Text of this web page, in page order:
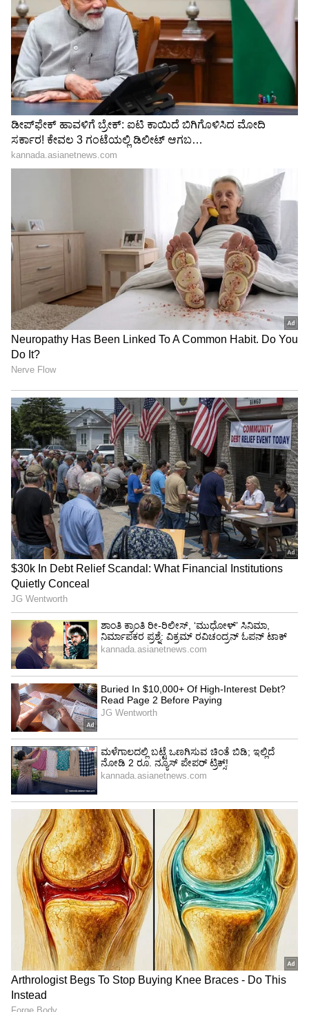
ದೇವಿತಾ ಸರಾಫ್ ಅವರು ವ್ಯಾಪಾರ ಕುಟುಂಬದಿಂದ
ಬಂದವರು ಆದ್ದರಿಂದ ವ್ಯಾಪಾರ ಮಾಡುವುದು ರಕ್ತಗತವಾಗಿ
ಬಂದಿದೆ ದೇವಿತಾ ಸರಾಫ್ ಅವರ ತಂದೆ ಮಾರ್ವಾಡಿ ಮತ್ತು
ತಾಯಿ ಉತ್ತರ ಪ್ರದೇಶದವರು. ಅವಳು ಹುಟ್ಟಿ ಬೆಳೆದದ್ದು
4
13
ಉದ್ಯಮವನ್ನು ಪ್ರಾರಂಭಿದ ಬಗ್ಗೆ ಮಾತನಾಡಿದ ದೇವಿತಾ
ಸರಾಫ್, "ಚಿಕ್ಕ ವಯಸ್ಸಿನಿಂದಲೂ, ನನ್ನ ಸಹೋದರ ಮತ್ತು
ನನ್ನನ್ನು ಕಚೇರಿಗಳು, ಕಾರ್ಖಾನೆಗಳು ಮತ್ತು ಸಭೆಗಳಿಗೆ
ಕರೆದೊಯ್ದರು ಇದರಿಂದ ನಾವು ವ್ಯವಹಾರದ ಜಟಿಲತೆಗಳನ್ನು
ಅರ್ಥಮಾಡಿಕೊಳ್ಳಬಹುದು. 16 ನೇ ವಯಸ್ಸಿನಲ್ಲಿ ನಾನು ನನ್ನ
ತಂದೆಗೆ (ರಾಜ್‌ಕುಮಾರ್ ಸರಾಫ್) ಸಹಾಯ ಮಾಡಲು
ಪ್ರಾರಂಭಿಸಿದೆ.
5
13
ವ್ಯಾಪಾರ ಝೆನಿತ್ ಕಂಪ್ಯೂಟರ್ಸ್. ನನ್ನ ಕಾಲೇಜು ಓದುವ
ಜೊತೆಗೆ, ನಾನು ನನ್ನ ತಂದೆಯೊಂದಿಗೆ ಅವರ ಕಚೇರಿಗೆ
ಹೋಗುತ್ತಿದ್ದೆ. ನಾನು ಹುಟ್ಟುವ ಮೊದಲೇ ತಂದೆ ಈ ವ್ಯವಹಾರ
ನಡೆಸುತ್ತಿದ್ದರು. ನಮ್ಮ ಕುಟುಂಬವು ತಂತ್ರಜ್ಞಾನದ
ವ್ಯಾಪಾರದಲ್ಲಿದೆ, ಹಾಗಾಗಿ ನಾನು ಕೂಡ ಈ ಉದ್ಯಮದಲ್ಲಿ
ಏನಾದರೂ ಮಾಡಬೇಕೆಂದು ಬಯಸಿದ್ದೆ ಎಂದಿದ್ದಾರೆ.